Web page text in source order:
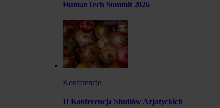
HumanTech Summit 2026
Konferencje
II Konferencja Studiów Azjatyckich